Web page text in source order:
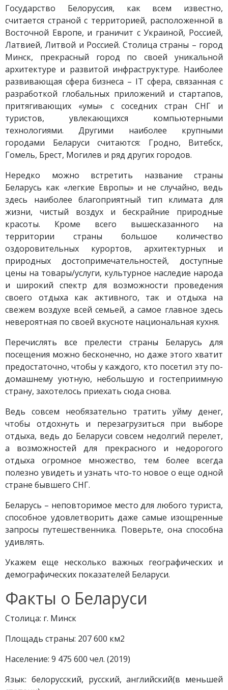
Государство Белоруссия, как всем известно,
считается страной с территорией, расположенной в
Восточной Европе, и граничит с Украиной, Россией,
Латвией, Литвой и Россией. Столица страны – город
Минск, прекрасный город по своей уникальной
архитектуре и развитой инфраструктуре. Наиболее
развивающая сфера бизнеса – IT сфера, связанная с
разработкой глобальных приложений и стартапов,
притягивающих «умы» с соседних стран СНГ и
туристов, увлекающихся компьютерными
технологиями. Другими наиболее крупными
городами Беларуси считаются: Гродно, Витебск,
Гомель, Брест, Могилев и ряд других городов.
Нередко можно встретить название страны
Беларусь как «легкие Европы» и не случайно, ведь
здесь наиболее благоприятный тип климата для
жизни, чистый воздух и бескрайние природные
красоты. Кроме всего вышесказанного на
территории страны большое количество
оздоровительных курортов, архитектурных и
природных достопримечательностей, доступные
цены на товары/услуги, культурное наследие народа
и широкий спектр для возможности проведения
своего отдыха как активного, так и отдыха на
свежем воздухе всей семьей, а самое главное здесь
невероятная по своей вкусноте национальная кухня.
Перечислять все прелести страны Беларусь для
посещения можно бесконечно, но даже этого хватит
предостаточно, чтобы у каждого, кто посетил эту по-
домашнему уютную, небольшую и гостеприимную
страну, захотелось приехать сюда снова.
Ведь совсем необязательно тратить уйму денег,
чтобы отдохнуть и перезагрузиться при выборе
отдыха, ведь до Беларуси совсем недолгий перелет,
а возможностей для прекрасного и недорогого
отдыха огромное множество, тем более всегда
полезно увидеть и узнать что-то новое о еще одной
стране бывшего СНГ.
Беларусь – неповторимое место для любого туриста,
способное удовлетворить даже самые изощренные
запросы путешественника. Поверьте, она способна
удивлять.
Укажем еще несколько важных географических и
демографических показателей Беларуси.
Факты о Беларуси
Столица: г. Минск
Площадь страны: 207 600 км2
Население: 9 475 600 чел. (2019)
Язык: белорусский, русский, английский(в меньшей